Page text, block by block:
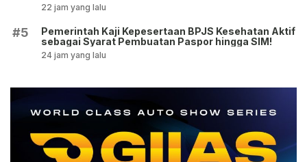
22 jam yang lalu
#5
Pemerintah Kaji Kepesertaan BPJS Kesehatan Aktif
sebagai Syarat Pembuatan Paspor hingga SIM!
24 jam yang lalu